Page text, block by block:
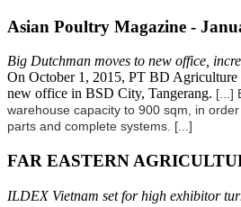
Asian Poultry Magazine -
Big Dutchman moves to new office,
On October 1, 2015, PT BD
new office in BSD City, Tangerang. [...]
warehouse capacity to 900 sqm, in
parts and complete systems. [...]
FAR EASTERN
ILDEX Vietnam set for high exhibitor